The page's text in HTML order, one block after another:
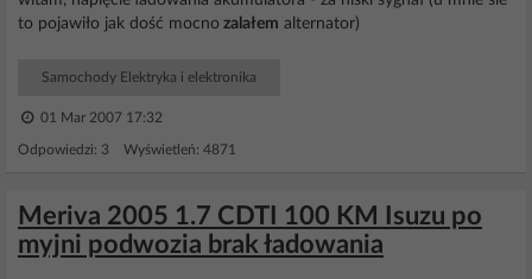
to pojawiło jak dość mocno zalałem alternator)
Samochody Elektryka i elektronika
01 Mar 2007 17:32
Odpowiedzi: 3 Wyświetleń: 4871
Meriva 2005 1.7 CDTI 100 KM Isuzu po
myjni podwozia brak ładowania